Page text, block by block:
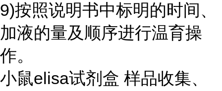
9)按照说明书中标明的时间、
加液的量及顺序进行温育操
作。
小鼠elisa试剂盒 样品收集、